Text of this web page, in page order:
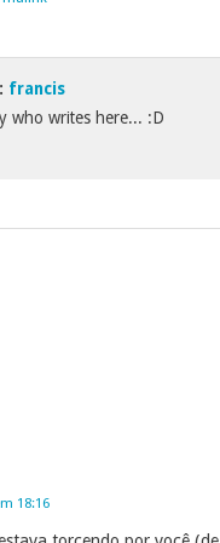
francis
who writes here... :D
18:16